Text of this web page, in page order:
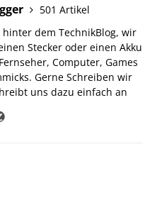
501 Artikel
dem TechnikBlog, wir
Stecker oder einen Akku
Computer, Games
Gerne Schreiben wir
uns dazu einfach an